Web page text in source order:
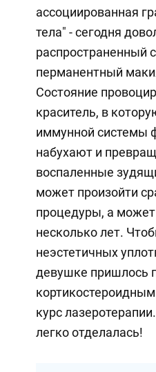
ассоциированная
тела" - сегодня
распространенный
перманентный
Состояние
краситель, в
иммунной системы
набухают и
воспаленные
может произойти
процедуры, а
несколько лет.
неэстетичных
девушке пришлось
курс
легко отделалась!